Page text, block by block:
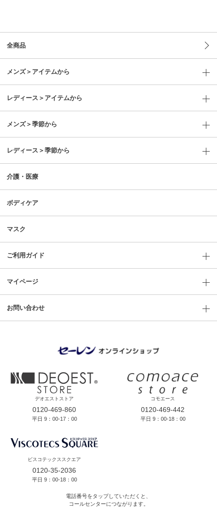
全商品
メンズ＞アイテムから
レディース＞アイテムから
メンズ＞季節から
レディース＞季節から
介護・医療
ボディケア
マスク
ご利用ガイド
マイページ
お問い合わせ
デオエストストア
0120-469-860
平日 9：00-17：00
コモエース
0120-469-442
平日 9：00-18：00
ビスコテックススクエア
0120-35-2036
平日 9：00-18：00
電話番号をタップしていただくと、
コールセンターにつながります。